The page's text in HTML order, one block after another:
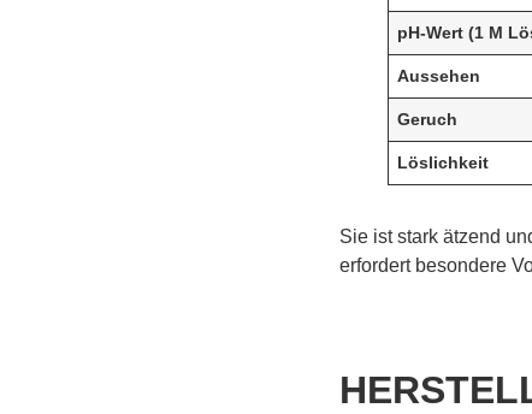
pH-Wert (1 M
Aussehen
Geruch
Löslichkeit
Sie ist stark ätzend
erfordert besondere